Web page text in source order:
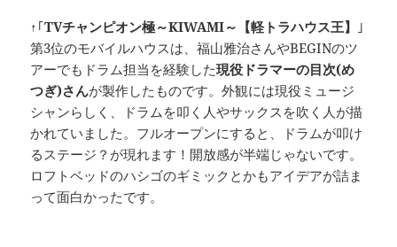
↑｢TVチャンピオン極～KIWAMI～【軽トラハウス王】 ｣
第3位のモバイルハウスは、福山雅治さんやBEGINのツ
アーでもドラム担当を経験した現役ドラマーの目次(め
つぎ)さんが製作したものです。外観には現役ミュージ
シャンらしく、ドラムを叩く人やサックスを吹く人が描
かれていました。フルオープンにすると、ドラムが叩け
るステージ？が現れます！開放感が半端じゃないです。
ロフトベッドのハシゴのギミックとかもアイデアが詰ま
って面白かったです。